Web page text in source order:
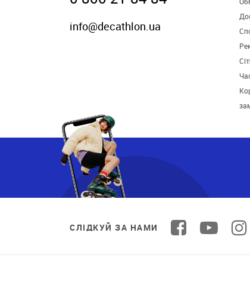
info@decathlon.ua
СЛІДКУЙ ЗА НАМИ